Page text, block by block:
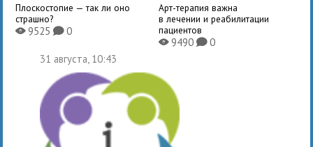
Плоскостопие — так ли оно
страшно?
X9525K0
Арт-терапия важна
в лечении и реабилитации
пациентов
X9490 K0
31 августа, 10:43